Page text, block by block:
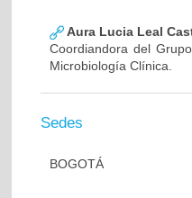
Aura Lucia Leal
Coordiandora del
Microbiología Clínica.
Sedes
BOGOTÁ